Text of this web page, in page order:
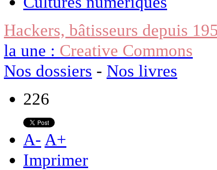
Hackers, bâtisseurs depuis
la une : Creative Commons
Nos dossiers - Nos livres
226
A- A+
Imprimer